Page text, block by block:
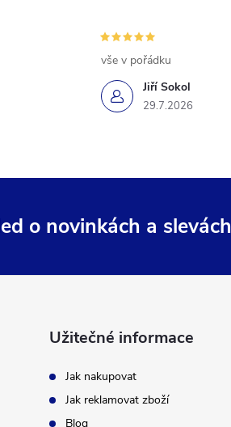
Jiří Sokol
29.7.2026
vše v pořádku
o novinkách a slevách
Užitečné informace
Jak nakupovat
Jak reklamovat zboží
Blog